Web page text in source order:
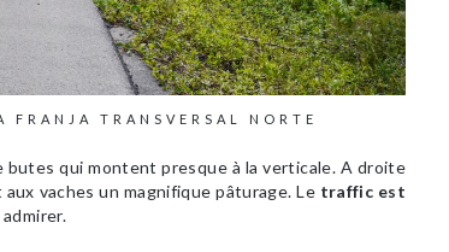
FRANJA TRANSVERSAL NORTE
qui montent presque à la verticale. A droite
vaches un magnifique pâturage. Le traffic est